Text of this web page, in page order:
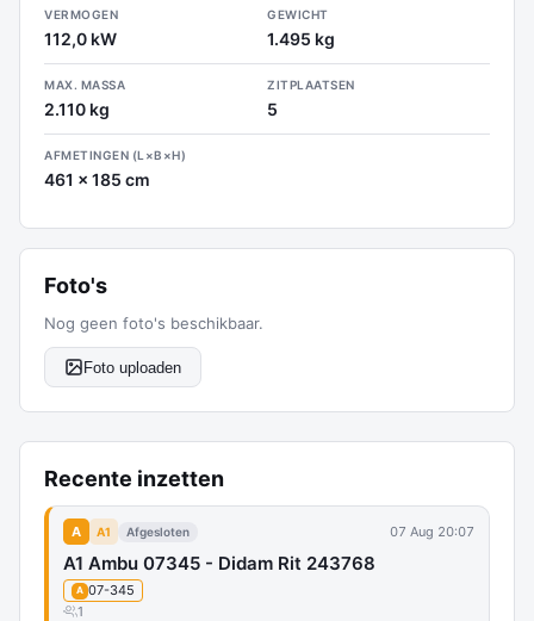
VERMOGEN
112,0 kW
GEWICHT
1.495 kg
MAX. MASSA
2.110 kg
ZITPLAATSEN
5
AFMETINGEN (L×B×H)
461 x 185 cm
Foto's
Nog geen foto's beschikbaar.
Foto uploaden
Recente inzetten
A A1 Afgesloten 07 Aug 20:07
A1 Ambu 07345 - Didam Rit 243768
A 07-345
1